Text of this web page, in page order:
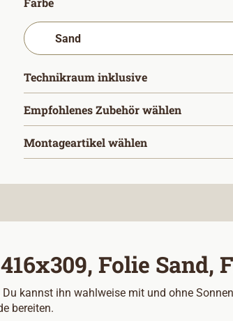
Technikraum inklusiveauswählen
Empfohlenes Zubehör wählen
Montageartikel wählen
Folie Sand,
kannst ihn wahlweise mit und ohne
bereiten.